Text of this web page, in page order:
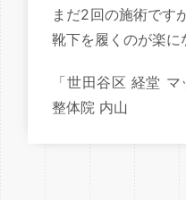
まだ2回の施術です
靴下を履くのが楽に
「世田谷区 経堂
整体院 内山